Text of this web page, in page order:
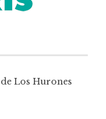
Los Hurones